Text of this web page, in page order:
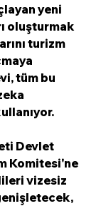
yeni
oluşturmak
turizm
tüm bu
Devlet
Komitesi'ne
vizesiz